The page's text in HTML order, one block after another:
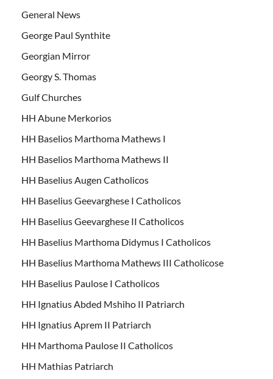
General News
George Paul Synthite
Georgian Mirror
Georgy S. Thomas
Gulf Churches
HH Abune Merkorios
HH Baselios Marthoma Mathews I
HH Baselios Marthoma Mathews II
HH Baselius Augen Catholicos
HH Baselius Geevarghese I Catholicos
HH Baselius Geevarghese II Catholicos
HH Baselius Marthoma Didymus I Catholicos
HH Baselius Marthoma Mathews III Catholicose
HH Baselius Paulose I Catholicos
HH Ignatius Abded Mshiho II Patriarch
HH Ignatius Aprem II Patriarch
HH Marthoma Paulose II Catholicos
HH Mathias Patriarch